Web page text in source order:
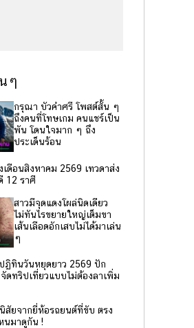
ๆ
กรุณา บัวคำศรี โพสต์สั้น ๆ
ถึงคนที่โทษเกม คนแชร์เป็น
พัน โดนใจมาก ๆ ถึง
ประเด็นร้อน
เดือนสิงหาคม 2569 เทวดาส่ง
12 ราศี
สาวมีจุดแดงโผล่นิดเดียว
ไม่ทันไรขยายใหญ่เต็มขา
เส้นเลือดอักเสบไม่ได้มาเล่น
ๆ
ฏิทินวันหยุดยาว 2569 ปัก
ดทริปเที่ยวแบบไม่ต้องลาเพิ่ม
สัยจากยี่ห้อรถยนต์ที่ขับ ตรง
นมาดูกัน !